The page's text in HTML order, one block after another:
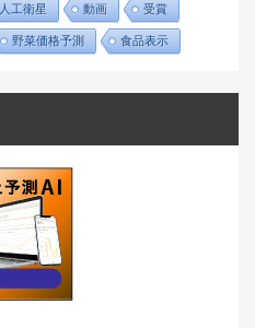
人工衛星 動画 受賞
野菜価格予測 食品表示